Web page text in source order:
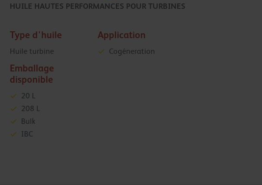
HUILE HAUTES PERFORMANCES POUR TURBINES
Type d'huile
Huile turbine
Emballage
disponible
20 L
208 L
Bulk
IBC
Application
Cogéneration